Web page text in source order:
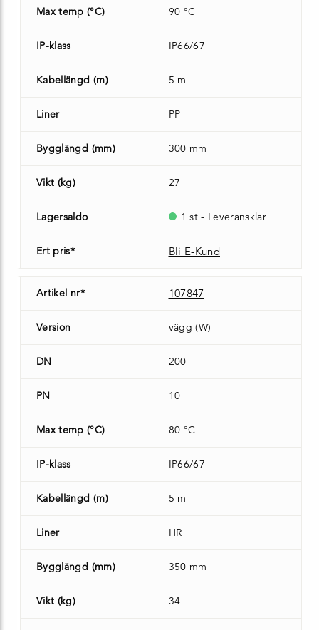
Max temp (°C) 90 °C
IP-klass IP66/67
Kabellängd (m) 5 m
Liner PP
Bygglängd (mm) 300 mm
Vikt (kg) 27
Lagersaldo 1 st - Leveransklar
Ert pris* Bli E-Kund
Artikel nr* 107847
Version vägg (W)
DN 200
PN 10
Max temp (°C) 80 °C
IP-klass IP66/67
Kabellängd (m) 5 m
Liner HR
Bygglängd (mm) 350 mm
Vikt (kg) 34